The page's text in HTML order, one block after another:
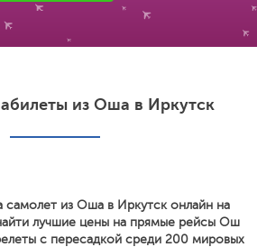
из Оша в Иркутск
самолет из Оша в Иркутск онлайн на
лучшие цены на прямые рейсы Ош
с пересадкой среди 200 мировых